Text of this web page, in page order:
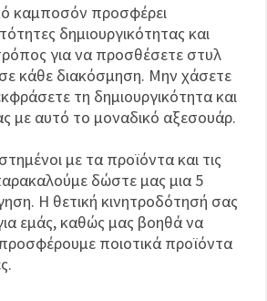
καμποσόν προσφέρει
δημιουργικότητας και
τρόπος για να προσθέσετε στυλ
κάθε διακόσμηση. Μην χάσετε
τη δημιουργικότητα και
με αυτό το μοναδικό αξεσουάρ.
με τα προϊόντα και τις
δώστε μας μια 5
Η θετική κινητροδότησή σας
εμάς, καθώς μας βοηθά να
ποιοτικά προϊόντα